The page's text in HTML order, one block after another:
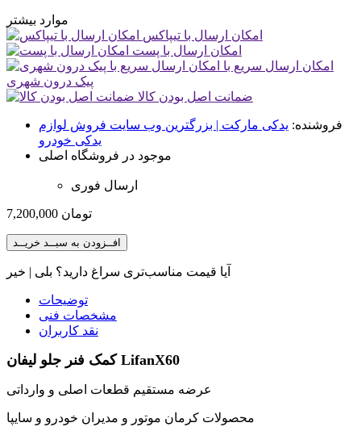
موارد بیشتر
امکان ارسال با تیپاکس
امکان ارسال با پست
امکان ارسال سریع با
پیک درون شهری
ضمانت اصل بودن کالا
فروشنده: یدکی مارکت | بزرگترین وب سایت فروش لوازم
یدکی خودرو
موجود در فروشگاه اصلی
ارسال فوری
7,200,000 تومان
افــزودن به سبــد خریــد
آیا قیمت مناسب‌تری سراغ دارید؟ بلی | خیر
توضیحات
مشخصات فنی
نقد کاربران
کمک فنر جلو لیفان LifanX60
عرضه مستقیم قطعات اصلی و وارداتی
محصولات کرمان موتور و مدیران خودرو و سایپا